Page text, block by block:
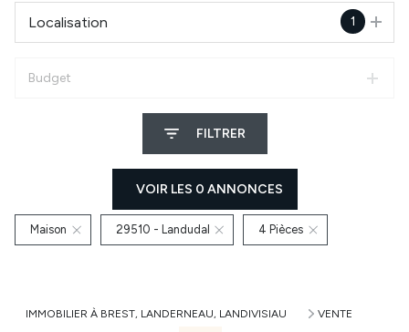
1
Localisation
Budget
FILTRER
VOIR LES 0 ANNONCES
Maison 29510 - Landudal 4 Pièces
IMMOBILIER À BREST, LANDERNEAU, LANDIVISIAU
VENTE